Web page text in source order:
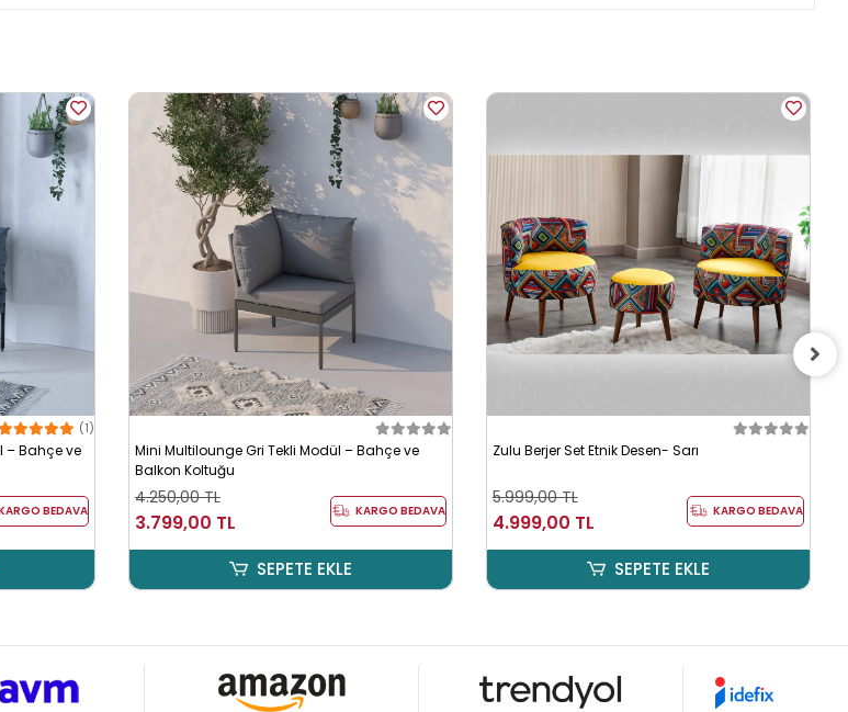
(1)
– Bahçe ve
BEDAVA
Mini Multilounge Gri Tekli Modül – Bahçe ve
Balkon Koltuğu
4.250,00 TL
3.799,00 TL KARGO BEDAVA
SEPETE EKLE
Zulu Berjer Set Etnik Desen- Sarı
5.999,00 TL
4.999,00 TL KARGO BEDAVA
SEPETE EKLE